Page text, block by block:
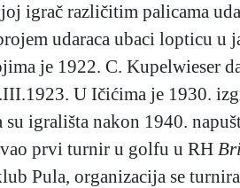
igrač različitim palicama
udaraca ubaci lopticu u
je 1922. C. Kupelwieser
U Ičićima je 1930.
su igrališta nakon 1940.
prvi turnir u golfu u RH
Pula, organizacija se